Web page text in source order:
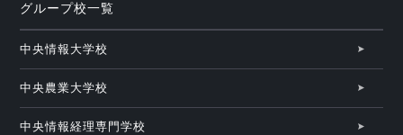
グループ校一覧
中央情報大学校
中央農業大学校
中央情報経理専門学校